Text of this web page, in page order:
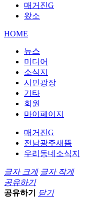
매거진G
왔소
HOME
뉴스
미디어
소식지
시민광장
기타
회원
마이페이지
매거진G
전남광주새뜸
우리동네소식지
글자 크게 글자 작게
공유하기
공유하기
닫기